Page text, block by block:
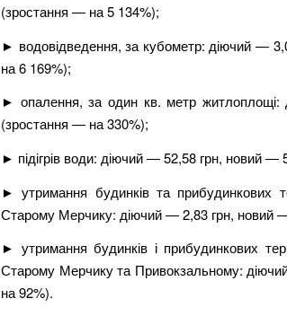
(зростання — на 5 134%);
► водовідведення, за кубометр: діючий —
на 6 169%);
► опалення, за один кв. метр
(зростання — на 330%);
► підігрів води: діючий — 52,58 грн, новий
► утримання будинків та прибудинкових
Старому Мерчику: діючий — 2,83 грн, новий
► утримання будинків і прибудинкових
Старому Мерчику та Привокзальному:
на 92%).